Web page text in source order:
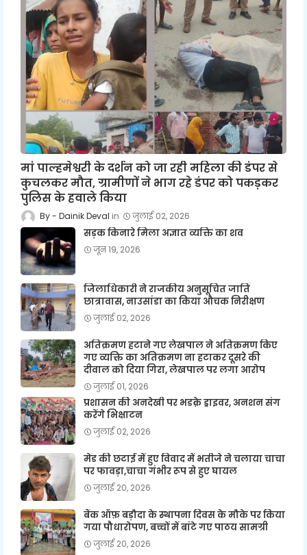
मां पाल्हमेश्वरी के दर्शन को जा रही महिला की डंपर से
कुचलकर मौत, ग्रामीणों ने भाग रहे डंपर को पकड़कर
पुलिस के हवाले किया
Dainik Deval जुलाई 02, 2026
सड़क किनारे मिला अज्ञात व्यक्ति का शव
जून 19, 2026
जिलाधिकारी ने राजकीय अनुसूचित जाति
छात्रावास, नाउसांडा का किया औचक निरीक्षण
जुलाई 02, 2026
अतिक्रमण हटाने गए लेखपाल ने अतिक्रमण किए
गए व्यक्ति का अतिक्रमण ना हटाकर दूसरे की
दीवाल को दिया गिरा, लेखपाल पर लगा आरोप
जुलाई 01, 2026
प्रशासन की अनदेखी पर भडक़े ड्राइवर, अनशन संग
करेंगे भिक्षाटन
जुलाई 02, 2026
मेड की छटाई में हुए विवाद में भतीजे ने चलाया चाचा
पर फावड़ा,चाचा गंभीर रूप से हुए घायल
जुलाई 20, 2026
बैंक ऑफ़ बड़ौदा के स्थापना दिवस के मौके पर किया
गया पौधारोपण, बच्चों में बांटे गए पाठय सामग्री
जुलाई 20, 2026